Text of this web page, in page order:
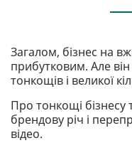
Загалом, бізнес на
прибутковим. Але
тонкощів і великої
Про тонкощі
брендову річ і
відео.